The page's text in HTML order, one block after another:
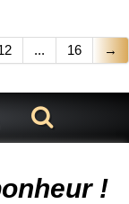
... 16 →
!